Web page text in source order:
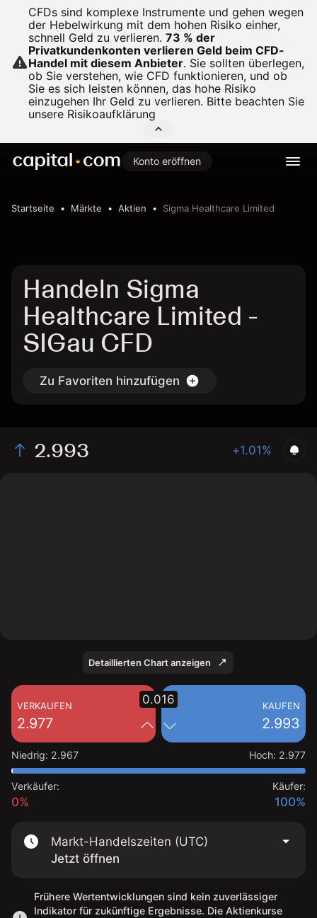
CFDs sind komplexe Instrumente und gehen wegen
der Hebelwirkung mit dem hohen Risiko einher,
schnell Geld zu verlieren. 73 % der
Privatkundenkonten verlieren Geld beim CFD-
Handel mit diesem Anbieter. Sie sollten überlegen,
ob Sie verstehen, wie CFD funktionieren, und ob
Sie es sich leisten können, das hohe Risiko
einzugehen Ihr Geld zu verlieren. Bitte beachten Sie
unsere Risikoaufklärung
Konto eröffnen
Startseite Märkte Aktien Sigma Healthcare Limited
Handeln Sigma
Healthcare Limited -
SIGau CFD
Zu Favoriten hinzufügen
2.993 +1.01%
Detaillierten Chart anzeigen
VERKAUFEN
2.977
KAUFEN
2.993
0.016
Niedrig: 2.967 Hoch: 2.977
Verkäufer:
0%
Käufer:
100%
Markt-Handelszeiten (UTC)
Jetzt öffnen
Frühere Wertentwicklungen sind kein zuverlässiger
Indikator für zukünftige Ergebnisse. Die Aktienkurse